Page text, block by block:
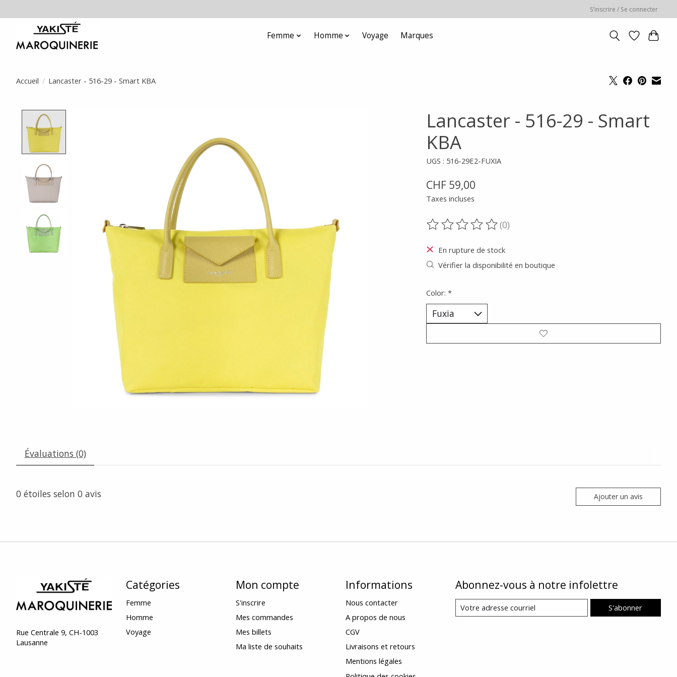
S’inscrire / Se connecter
Femme Homme Voyage Marques
Accueil / Lancaster - 516-29 - Smart KBA
Lancaster - 516-29 - Smart
KBA
UGS : 516-29E2-FUXIA
CHF 59,00
Taxes incluses
Ce produit est évalué à
(0)
En rupture de stock
Vérifier la disponibilité en boutique
Color: *
Évaluations (0)
0 étoiles selon 0 avis Ajouter un avis
Rue Centrale 9, CH-1003
Lausanne
Catégories
Femme
Homme
Voyage
Mon compte
S'inscrire
Mes commandes
Mes billets
Ma liste de souhaits
Informations
Nous contacter
A propos de nous
CGV
Livraisons et retours
Mentions légales
Abonnez-vous à notre infolettre
S'abonner